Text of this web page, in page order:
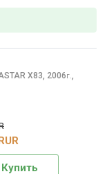
X83, 2006г.,
Купить